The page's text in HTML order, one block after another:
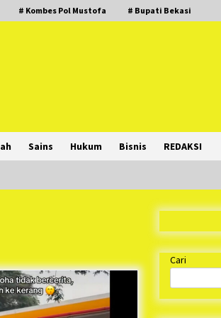
# Kombes Pol Mustofa # Bupati Bekasi
Sains Hukum Bisnis REDAKSI
Ratusan Peserta
Sampai Tujuan BUMN
Cari